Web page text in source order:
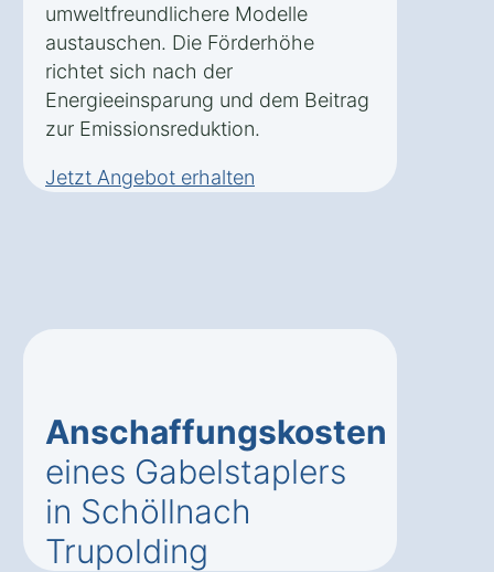
umweltfreundlichere Modelle
austauschen. Die Förderhöhe
richtet sich nach der
Energieeinsparung und dem Beitrag
zur Emissionsreduktion.
Jetzt Angebot erhalten
Anschaffungskosten
eines Gabelstaplers
in Schöllnach
Trupolding